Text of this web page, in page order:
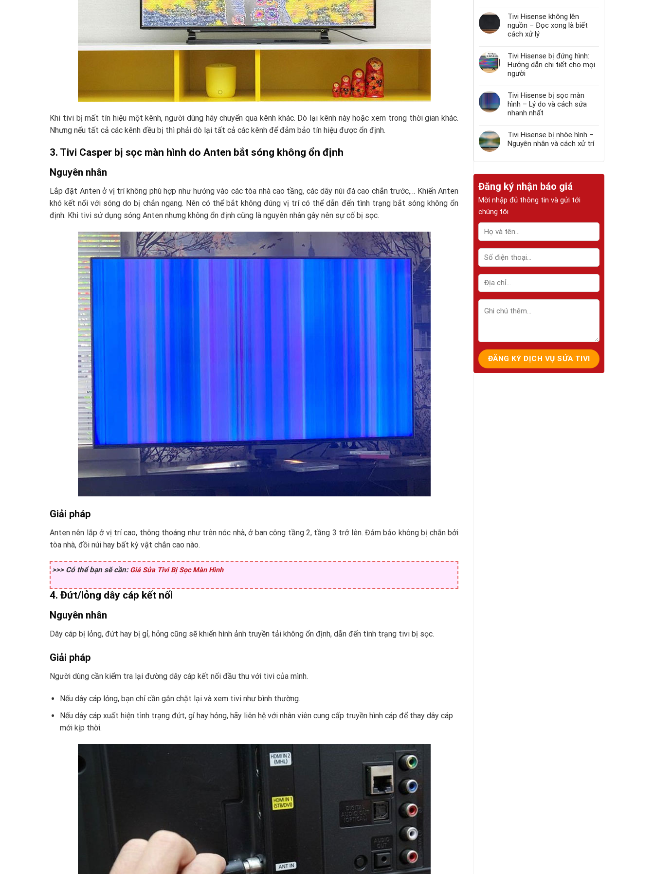
Khi tivi bị mất tín hiệu một kênh, người dùng hãy chuyển qua kênh khác. Dò lại kênh này hoặc xem trong thời gian khác.
Nhưng nếu tất cả các kênh đều bị thì phải dò lại tất cả các kênh để đảm bảo tín hiệu được ổn định.
3. Tivi Casper bị sọc màn hình do Anten bắt sóng không ổn định
Nguyên nhân
Lắp đặt Anten ở vị trí không phù hợp như hướng vào các tòa nhà cao tầng, các dãy núi đá cao chắn trước,… Khiến Anten
khó kết nối với sóng do bị chắn ngang. Nên có thể bắt không đúng vị trí có thể dẫn đến tình trạng bắt sóng không ổn
định. Khi tivi sử dụng sóng Anten nhưng không ổn định cũng là nguyên nhân gây nên sự cố bị sọc.
Giải pháp
Anten nên lắp ở vị trí cao, thông thoáng như trên nóc nhà, ở ban công tầng 2, tầng 3 trở lên. Đảm bảo không bị chắn bởi
tòa nhà, đồi núi hay bất kỳ vật chắn cao nào.
>>> Có thể bạn sẽ cần: Giá Sửa Tivi Bị Sọc Màn Hình
4. Đứt/lỏng dây cáp kết nối
Nguyên nhân
Dây cáp bị lỏng, đứt hay bị gỉ, hỏng cũng sẽ khiến hình ảnh truyền tải không ổn định, dẫn đến tình trạng tivi bị sọc.
Giải pháp
Người dùng cần kiểm tra lại đường dây cáp kết nối đầu thu với tivi của mình.
Nếu dây cáp lỏng, bạn chỉ cần gắn chặt lại và xem tivi như bình thường.
Nếu dây cáp xuất hiện tình trạng đứt, gỉ hay hỏng, hãy liên hệ với nhân viên cung cấp truyền hình cáp để thay dây cáp
mới kịp thời.
Tivi Hisense không lên
nguồn – Đọc xong là biết
cách xử lý
Tivi Hisense bị đứng hình:
Hướng dẫn chi tiết cho mọi
người
Tivi Hisense bị sọc màn
hình – Lý do và cách sửa
nhanh nhất
Tivi Hisense bị nhòe hình –
Nguyên nhân và cách xử trí
Đăng ký nhận báo giá
Mời nhập đủ thông tin và gửi tới
chúng tôi